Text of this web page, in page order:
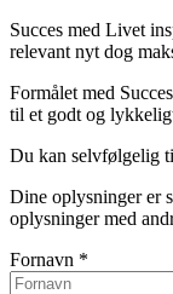
Succes med Livet
relevant nyt dog
Formålet med
til et godt og
Du kan selvfølgelig
Dine oplysninger er
oplysninger med
Fornavn *